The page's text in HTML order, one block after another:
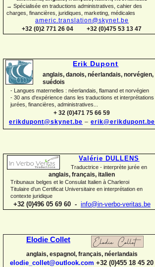
→ Spécialisée en traductions administratives, cahier des
charges, financières, juridiques, marketing, médicales
americ.translation@skynet.be
+32 (0)2 771 26 04
+32 (0)475 53 13 47
Erik Dupont
anglais, danois, néerlandais, norvégien,
suédois
- Langues maternelles : néerlandais, flamand et norvégien
- 30 ans d'expérience dans les traductions et interprétations
jurées, financières, administratives...
+ 32 (0)471 75 66 59
erikdupont@skynet.be – erik@erikdupont.be
Valérie DULLENS
Traductrice - interprète jurée en
anglais, français, italien
Tribunaux belges et le Consulat Italien à Charleroi
Titulaire d'un Certificat Universitaire en interprétation en
contexte juridique
+32 (0)496 05 69 60 - info@in-verbo-veritas.be
Elodie Collet
anglais, espagnol, français, néerlandais
elodie_collet@outlook.com +32 (0)455 18 45 20